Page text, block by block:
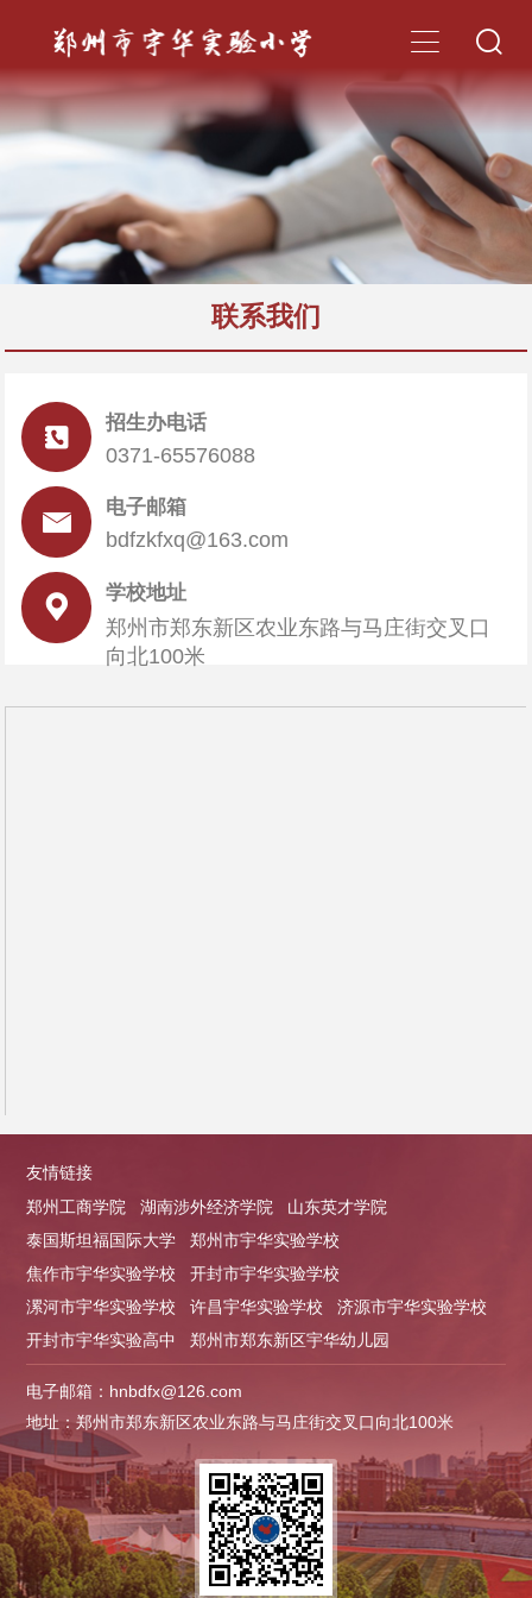
 
联系我们
 招生办电话
0371-65576088
 电子邮箱
bdfzkfxq@163.com
 学校地址
郑州市郑东新区农业东路与马庄街交叉口
向北100米
友情链接
郑州工商学院
湖南涉外经济学院
山东英才学院
泰国斯坦福国际大学
郑州市宇华实验学校
焦作市宇华实验学校
开封市宇华实验学校
漯河市宇华实验学校
许昌宇华实验学校
济源市宇华实验学校
开封市宇华实验高中
郑州市郑东新区宇华幼儿园
电子邮箱：hnbdfx@126.com
地址：郑州市郑东新区农业东路与马庄街交叉口向北100米